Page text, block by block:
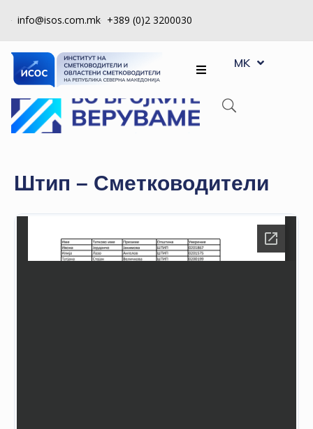
info@isos.com.mk +389 (0)2 3200030
ЗА
НАС
РЕГИСТРИ
НА
MK
SQ
Штип – Сметководители